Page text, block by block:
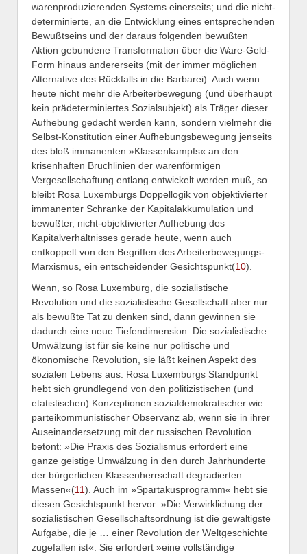
warenproduzierenden Systems einerseits; und die nicht-
determinierte, an die Entwicklung eines entsprechenden
Bewußtseins und der daraus folgenden bewußten
Aktion gebundene Transformation über die Ware-Geld-
Form hinaus andererseits (mit der immer möglichen
Alternative des Rückfalls in die Barbarei). Auch wenn
heute nicht mehr die Arbeiterbewegung (und überhaupt
kein prädeterminiertes Sozialsubjekt) als Träger dieser
Aufhebung gedacht werden kann, sondern vielmehr die
Selbst-Konstitution einer Aufhebungsbewegung jenseits
des bloß immanenten »Klassenkampfs« an den
krisenhaften Bruchlinien der warenförmigen
Vergesellschaftung entlang entwickelt werden muß, so
bleibt Rosa Luxemburgs Doppellogik von objektivierter
immanenter Schranke der Kapitalakkumulation und
bewußter, nicht-objektivierter Aufhebung des
Kapitalverhältnisses gerade heute, wenn auch
entkoppelt von den Begriffen des Arbeiterbewegungs-
Marxismus, ein entscheidender Gesichtspunkt(10).
Wenn, so Rosa Luxemburg, die sozialistische
Revolution und die sozialistische Gesellschaft aber nur
als bewußte Tat zu denken sind, dann gewinnen sie
dadurch eine neue Tiefendimension. Die sozialistische
Umwälzung ist für sie keine nur politische und
ökonomische Revolution, sie läßt keinen Aspekt des
sozialen Lebens aus. Rosa Luxemburgs Standpunkt
hebt sich grundlegend von den politizistischen (und
etatistischen) Konzeptionen sozialdemokratischer wie
parteikommunistischer Observanz ab, wenn sie in ihrer
Auseinandersetzung mit der russischen Revolution
betont: »Die Praxis des Sozialismus erfordert eine
ganze geistige Umwälzung in den durch Jahrhunderte
der bürgerlichen Klassenherrschaft degradierten
Massen«(11). Auch im »Spartakusprogramm« hebt sie
diesen Gesichtspunkt hervor: »Die Verwirklichung der
sozialistischen Gesellschaftsordnung ist die gewaltigste
Aufgabe, die je … einer Revolution der Weltgeschichte
zugefallen ist«. Sie erfordert »eine vollständige